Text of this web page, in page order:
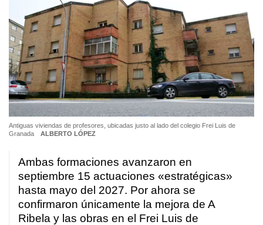
Antiguas viviendas de profesores, ubicadas justo al lado del colegio Frei Luis de
Granada
ALBERTO LÓPEZ
Ambas formaciones avanzaron en
septiembre 15 actuaciones «estratégicas»
hasta mayo del 2027. Por ahora se
confirmaron únicamente la mejora de A
Ribela y las obras en el Frei Luis de